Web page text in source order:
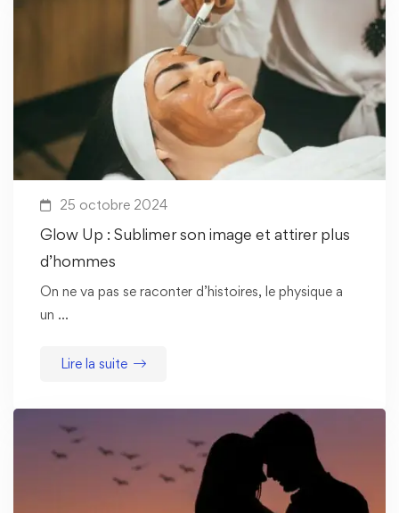
25 octobre 2024
Glow Up : Sublimer son image et attirer plus
d’hommes
On ne va pas se raconter d’histoires, le physique a
un …
Lire la suite